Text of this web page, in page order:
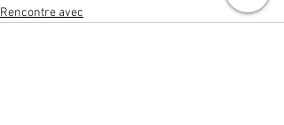
Rencontre avec